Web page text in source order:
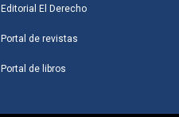
Editorial El Derecho
Portal de revistas
Portal de libros